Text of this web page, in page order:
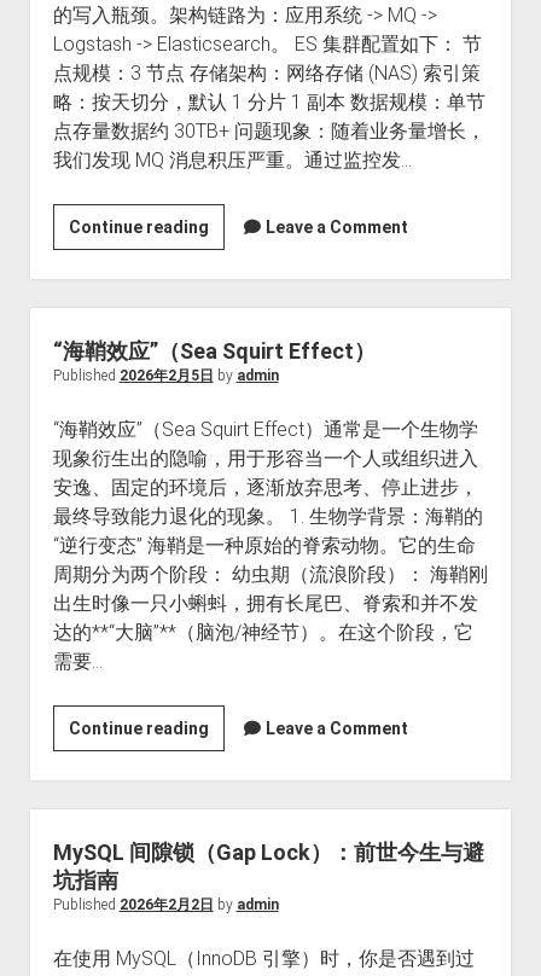
的写入瓶颈。架构链路为：应用系统 -> MQ ->
Logstash -> Elasticsearch。 ES 集群配置如下： 节
点规模：3 节点 存储架构：网络存储 (NAS) 索引策
略：按天切分，默认 1 分片 1 副本 数据规模：单节
点存量数据约 30TB+ 问题现象：随着业务量增长，
我们发现 MQ 消息积压严重。通过监控发…
Continue reading记
一
次
Elasticsearch
的
写
性
优
化
Leave a Comment
“海鞘效应”（Sea Squirt Effect）
Published 2026年2月5日 by admin
“海鞘效应”（Sea Squirt Effect）通常是一个生物学
现象衍生出的隐喻，用于形容当一个人或组织进入
安逸、固定的环境后，逐渐放弃思考、停止进步，
最终导致能力退化的现象。 1. 生物学背景：海鞘的
“逆行变态” 海鞘是一种原始的脊索动物。它的生命
周期分为两个阶段： 幼虫期（流浪阶段）： 海鞘刚
出生时像一只小蝌蚪，拥有长尾巴、脊索和并不发
达的**“大脑”**（脑泡/神经节）。在这个阶段，它
需要…
Continue reading“海
鞘
效
应”
（Sea
Effect）
Leave a Comment
MySQL 间隙锁（Gap Lock）：前世今生与避
坑指南
Published 2026年2月2日 by admin
在使用 MySQL（InnoDB 引擎）时，你是否遇到过